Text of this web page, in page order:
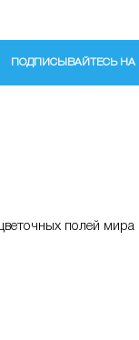
ПОДПИСЫВАЙТЕСЬ НА